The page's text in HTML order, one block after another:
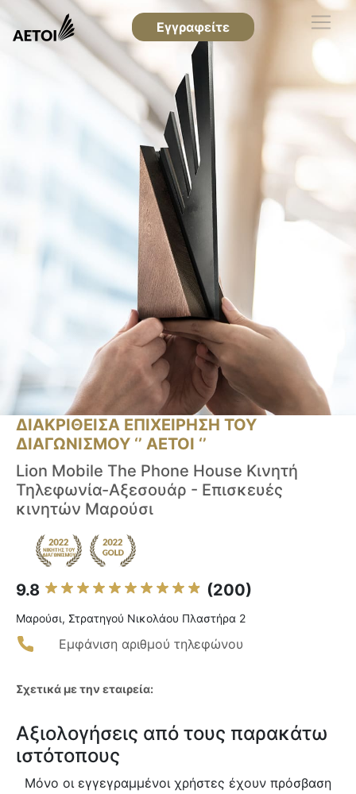
Εγγραφείτε
ΔΙΑΚΡΙΘΕΙΣΑ ΕΠΙΧΕΙΡΗΣΗ ΤΟΥ
ΔΙΑΓΩΝΙΣΜΟΥ ‘’ ΑΕΤΟΙ ‘’
Lion Mobile The Phone House Κινητή
Τηλεφωνία-Αξεσουάρ - Επισκευές
κινητών Μαρούσι
9.8 (200)
Μαρούσι, Στρατηγού Νικολάου Πλαστήρα 2
Εμφάνιση αριθμού τηλεφώνου
Σχετικά με την εταιρεία:
Αξιολογήσεις από τους παρακάτω
ιστότοπους
Μόνο οι εγγεγραμμένοι χρήστες έχουν πρόσβαση